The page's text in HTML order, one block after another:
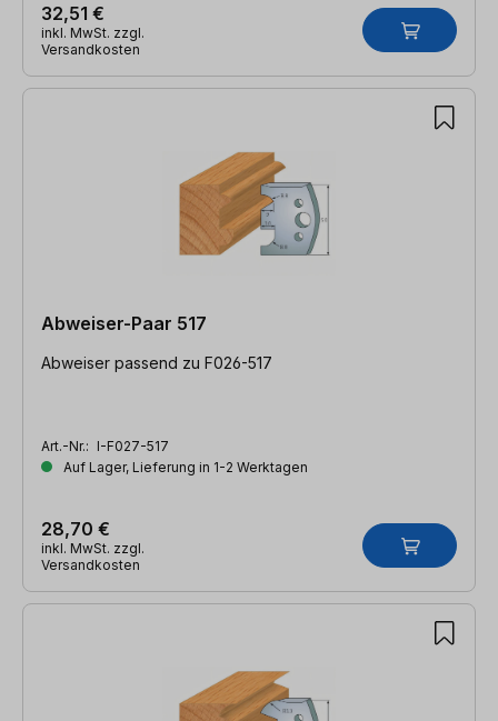
32,51 €
inkl. MwSt. zzgl.
Versandkosten
Abweiser-Paar 517
Abweiser passend zu F026-517
Art.-Nr.: I-F027-517
Auf Lager, Lieferung in 1-2 Werktagen
28,70 €
inkl. MwSt. zzgl.
Versandkosten